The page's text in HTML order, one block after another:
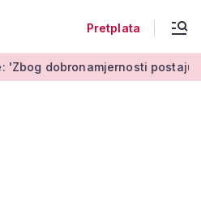
Pretplata
postaju meta prijevare'